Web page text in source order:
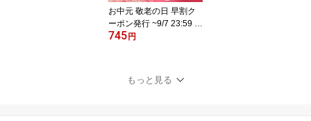
お中元 敬老の日 早割ク
ーポン発行 ~9/7 23:59 |
お菓子 ギフト 個包装 20
バッグ 【0】 冷蔵 宅急便
発送 Pgift
745 円
もっと見る